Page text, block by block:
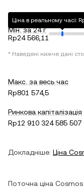
Мін. за 24 г
Rp24 566,11
Ціна в реальному часі:
* Наведені нижче дані
Макс. за весь час
Rp801 574,5
Ринкова капіталізація
Rp12 910 324 585 507
Докладніше: Ціна
Поточна ціна Cosmos